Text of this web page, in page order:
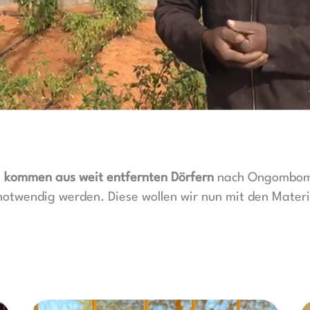
kommen aus weit entfernten Dörfernnach
werden. Diese wollen wir nun mit den